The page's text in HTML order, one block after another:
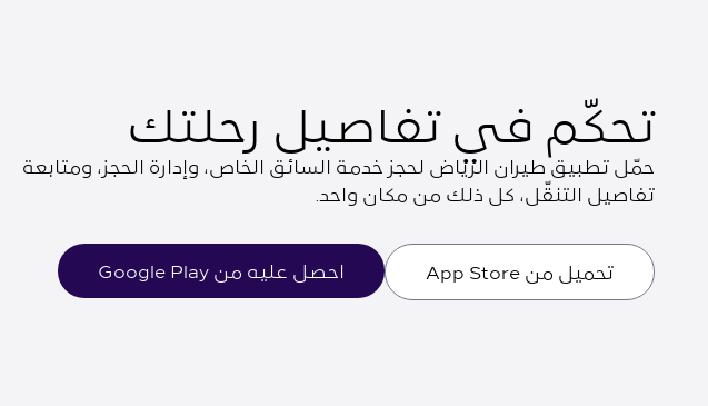
تحكّم في تفاصيل رحلتك
حمّل تطبيق طيران الرياض لحجز خدمة السائق الخاص، وإدارة الحجز، ومتابعة
تفاصيل التنقّل، كل ذلك من مكان واحد.
تحميل من App Store احصل عليه من Google Play